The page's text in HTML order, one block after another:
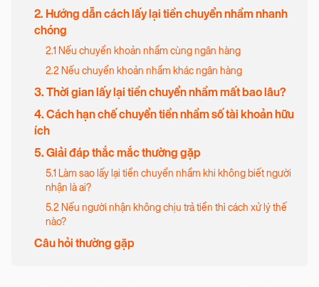
2. Hướng dẫn cách lấy lại tiền chuyển nhầm nhanh
chóng
2.1 Nếu chuyển khoản nhầm cùng ngân hàng
2.2 Nếu chuyển khoản nhầm khác ngân hàng
3. Thời gian lấy lại tiền chuyển nhầm mất bao lâu?
4. Cách hạn chế chuyển tiền nhầm số tài khoản hữu
ích
5. Giải đáp thắc mắc thường gặp
5.1 Làm sao lấy lại tiền chuyển nhầm khi không biết người
nhận là ai?
5.2 Nếu người nhận không chịu trả tiền thì cách xử lý thế
nào?
Câu hỏi thường gặp